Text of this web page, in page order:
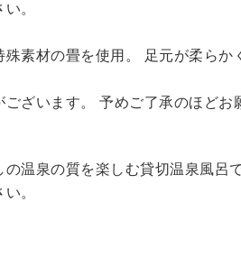
。
素材の畳を使用。 足元が柔らか
ざいます。 予めご了承のほどお
温泉の質を楽しむ貸切温泉風呂
。